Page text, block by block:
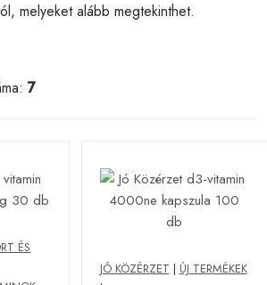
melyeket alább megtekinthet.
7
ÉS
JÓ KÖZÉRZET | ÚJ TERMÉKEK